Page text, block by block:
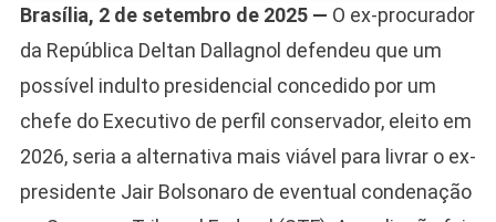
Brasília, 2 de setembro de 2025 — O ex-procurador
da República Deltan Dallagnol defendeu que um
possível indulto presidencial concedido por um
chefe do Executivo de perfil conservador, eleito em
2026, seria a alternativa mais viável para livrar o ex-
presidente Jair Bolsonaro de eventual condenação